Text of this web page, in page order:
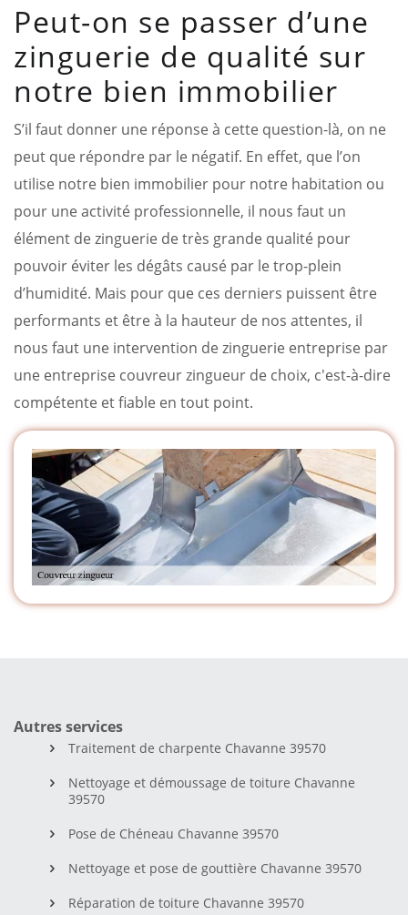
Peut-on se passer d’une
zinguerie de qualité sur
notre bien immobilier
S’il faut donner une réponse à cette question-là, on ne
peut que répondre par le négatif. En effet, que l’on
utilise notre bien immobilier pour notre habitation ou
pour une activité professionnelle, il nous faut un
élément de zinguerie de très grande qualité pour
pouvoir éviter les dégâts causé par le trop-plein
d’humidité. Mais pour que ces derniers puissent être
performants et être à la hauteur de nos attentes, il
nous faut une intervention de zinguerie entreprise par
une entreprise couvreur zingueur de choix, c'est-à-dire
compétente et fiable en tout point.
Autres services
Traitement de charpente Chavanne 39570
Nettoyage et démoussage de toiture Chavanne
39570
Pose de Chéneau Chavanne 39570
Nettoyage et pose de gouttière Chavanne 39570
Réparation de toiture Chavanne 39570